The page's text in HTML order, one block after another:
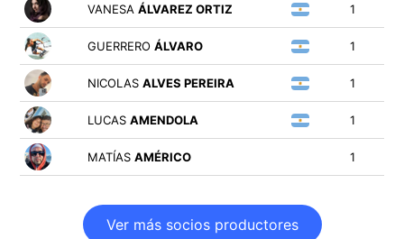
VANESA ÁLVAREZ ORTIZ 1
GUERRERO ÁLVARO 1
NICOLAS ALVES PEREIRA 1
LUCAS AMENDOLA 1
MATÍAS AMÉRICO 1
Ver más socios productores